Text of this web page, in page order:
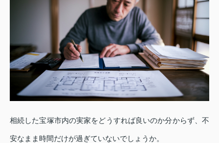
相続した宝塚市内の実家をどうすれば良いのか分からず、不
安なまま時間だけが過ぎていないでしょうか。